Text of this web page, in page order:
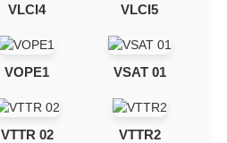
VLCI4 VLCI5
VOPE1 VSAT 01
VTTR 02 VTTR2